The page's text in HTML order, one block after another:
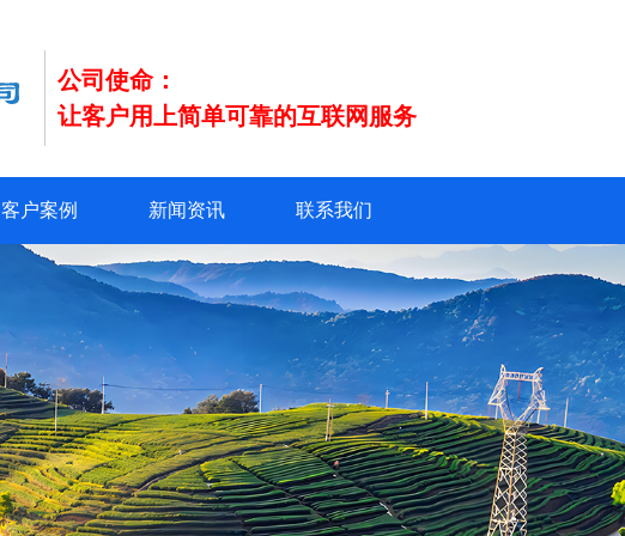
公司使命：
让客户用上简单可靠的互联网服务
客户案例 新闻资讯 联系我们